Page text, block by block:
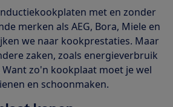
met en zonder
merken als AEG, Bora, Miele en
we naar kookprestaties. Maar
zaken, zoals energieverbruik
zo'n kookplaat moet je wel
en schoonmaken.